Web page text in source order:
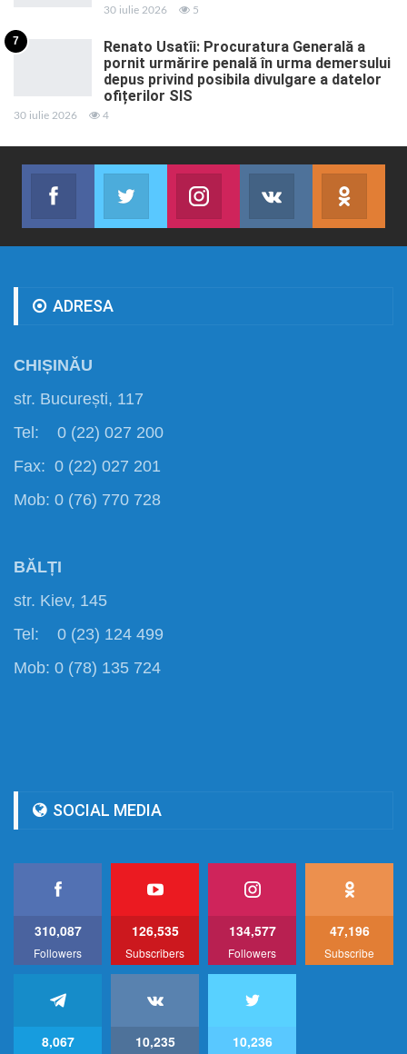
30 iulie 2026 5
7
Renato Usatîi: Procuratura Generală a
pornit urmărire penală în urma demersului
depus privind posibila divulgare a datelor
ofițerilor SIS
30 iulie 2026 4
Facebook
Abonează-te
Twitter
Join us on TwitterJoin us on Instagram
Abonează-te
ADRESA
CHIȘINĂU
str. București, 117
Tel: 0 (22) 027 200
Fax: 0 (22) 027 201
Mob: 0 (76) 770 728
BĂLȚI
str. Kiev, 145
Tel: 0 (23) 124 499
Mob: 0 (78) 135 724
SOCIAL MEDIA
310,087
Followers
126,535
Subscribers
134,577
Followers
47,196
Subscribe
8,067 10,235 10,236